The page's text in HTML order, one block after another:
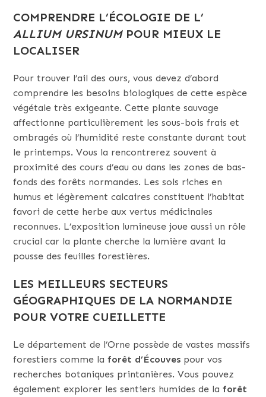
COMPRENDRE L’ÉCOLOGIE DE L’
ALLIUM URSINUMPOUR MIEUX LE
LOCALISER
Pour trouver l’ail des ours, vous devez d’abord
comprendre les besoins biologiques de cette espèce
végétale très exigeante. Cette plante sauvage
affectionne particulièrement les sous-bois frais et
ombragés où l’humidité reste constante durant tout
le printemps. Vous la rencontrerez souvent à
proximité des cours d’eau ou dans les zones de bas-
fonds des forêts normandes. Les sols riches en
humus et légèrement calcaires constituent l’habitat
favori de cette herbe aux vertus médicinales
reconnues. L’exposition lumineuse joue aussi un rôle
crucial car la plante cherche la lumière avant la
pousse des feuilles forestières.
LES MEILLEURS SECTEURS
GÉOGRAPHIQUES DE LA NORMANDIE
POUR VOTRE CUEILLETTE
Le département de l’Orne possède de vastes massifs
forestiers comme laforêt d’Écouves pour vos
recherches botaniques printanières. Vous pouvez
également explorer les sentiers humides de la forêt